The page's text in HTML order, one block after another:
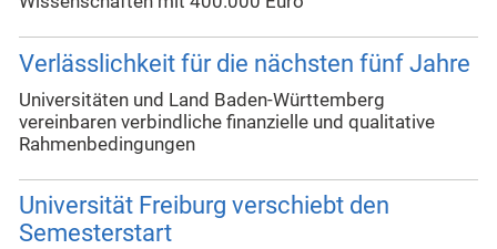
Verlässlichkeit für die nächsten fünf Jahre
Universitäten und Land Baden-Württemberg
vereinbaren verbindliche finanzielle und qualitative
Rahmenbedingungen
Universität Freiburg verschiebt den
Semesterstart